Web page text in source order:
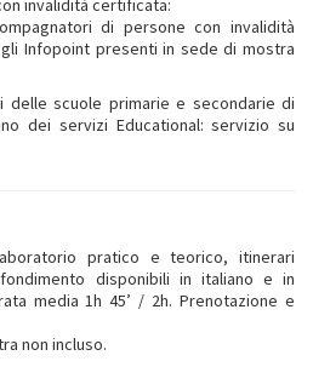
invalidità certificata:
di persone con invalidità
Infopoint presenti in sede di mostra
delle scuole primarie e secondarie di
dei servizi Educational: servizio su
pratico e teorico, itinerari
disponibili in italiano e in
media 1h 45’ / 2h. Prenotazione e
non incluso.